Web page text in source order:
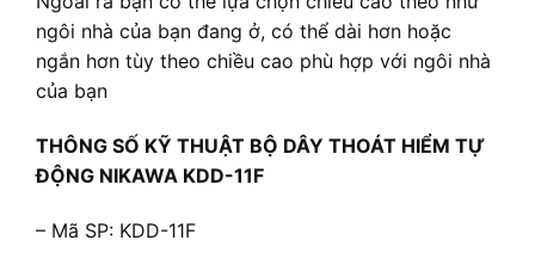
ngôi nhà của bạn đang ở, có thể dài hơn hoặc
ngắn hơn tùy theo chiều cao phù hợp với ngôi nhà
của bạn
THÔNG SỐ KỸ THUẬT BỘ DÂY THOÁT HIỂM TỰ
ĐỘNG NIKAWA KDD-11F
– Mã SP: KDD-11F